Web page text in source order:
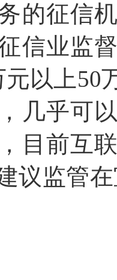
的征信
信业监
以上50
几乎可
目前互
议监管